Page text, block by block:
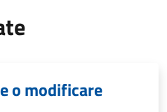
o modificare